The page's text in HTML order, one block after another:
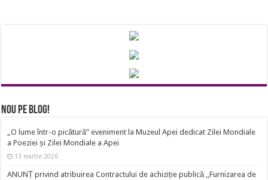
Nou pe Blog!
„O lume într-o picătură” eveniment la Muzeul Apei dedicat Zilei Mondiale
a Poeziei și Zilei Mondiale a Apei
13 martie 2026
ANUNȚ privind atribuirea Contractului de achiziție publică ,,Furnizarea de